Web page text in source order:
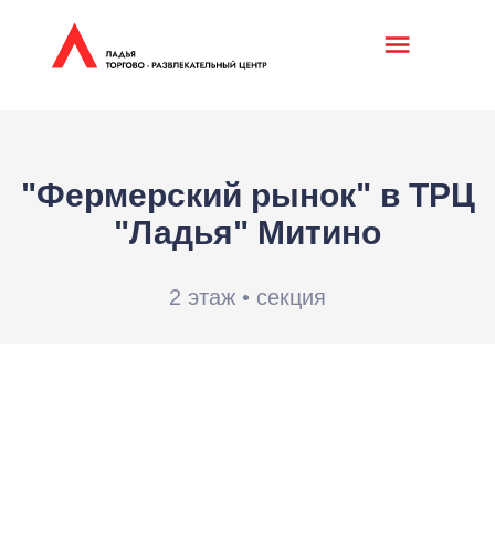
"Фермерский рынок" в ТРЦ
"Ладья" Митино
2 этаж • секция